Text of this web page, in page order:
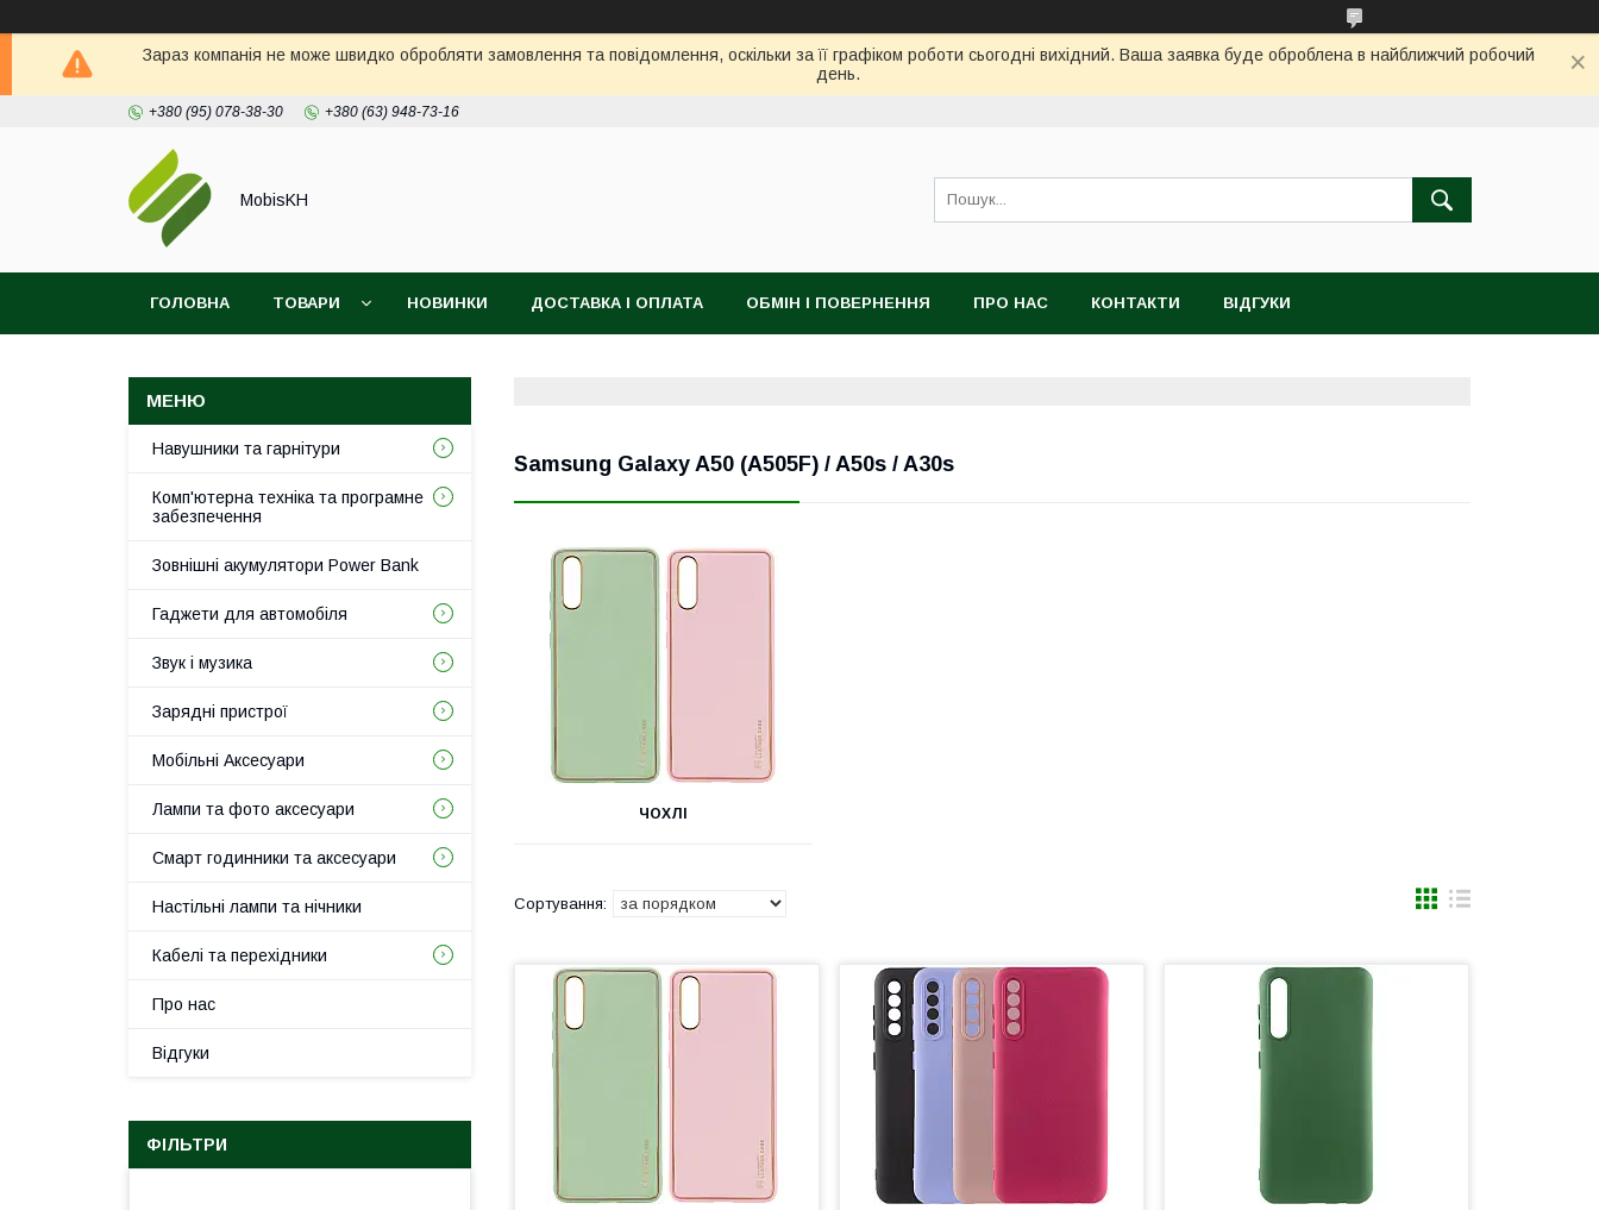
Зараз компанія не може швидко обробляти замовлення та повідомлення, оскільки за її графіком роботи сьогодні вихідний. Ваша заявка буде оброблена в найближчий робочий
день.
+380 (95) 078-38-30 +380 (63) 948-73-16
MobisKH
ГОЛОВНА ТОВАРИ НОВИНКИ ДОСТАВКА І ОПЛАТА ОБМІН І ПОВЕРНЕННЯ ПРО НАС КОНТАКТИ ВІДГУКИ
Samsung Galaxy A50 (A505F) / A50s / A30s
ЧОХЛІ
Навушники та гарнітури
Комп'ютерна техніка та програмне
забезпечення
Зовнішні акумулятори Power Bank
Гаджети для автомобіля
Звук і музика
Зарядні пристрої
Мобільні Аксесуари
Лампи та фото аксесуари
Смарт годинники та аксесуари
Настільні лампи та нічники
Кабелі та перехідники
Про нас
Відгуки
ФІЛЬТРИ